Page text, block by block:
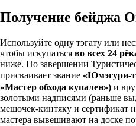
Получение бейджа
Используйте одну тэгату или
чтобы искупаться во всех 24
ниже. По завершении
присваивает звание «Юмэгури-
«Мастер обхода купален») и
золотыми надписями (раньше
мешочек-кинтяку и сертификат
мастера вывешивают на доске